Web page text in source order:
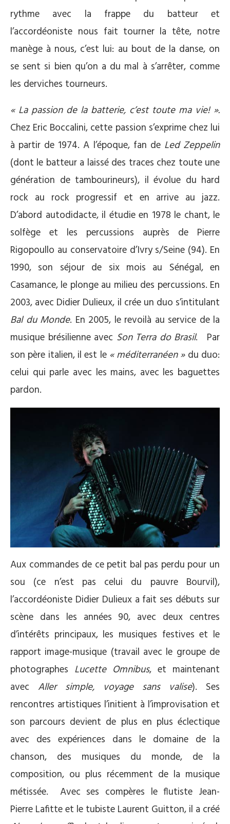
rythme avec la frappe du batteur et
l’accordéoniste nous fait tourner la tête, notre
manège à nous, c’est lui: au bout de la danse, on
se sent si bien qu’on a du mal à s’arrêter, comme
les derviches tourneurs.
« La passion de la batterie, c’est toute ma vie! ».
Chez Eric Boccalini, cette passion s’exprime chez lui
à partir de 1974. A l’époque, fan de Led Zeppelin
(dont le batteur a laissé des traces chez toute une
génération de tambourineurs), il évolue du hard
rock au rock progressif et en arrive au jazz.
D’abord autodidacte, il étudie en 1978 le chant, le
solfège et les percussions auprès de Pierre
Rigopoullo au conservatoire d’Ivry s/Seine (94). En
1990, son séjour de six mois au Sénégal, en
Casamance, le plonge au milieu des percussions. En
2003, avec Didier Dulieux, il crée un duo s’intitulant
Bal du Monde. En 2005, le revoilà au service de la
musique brésilienne avec Son Terra do Brasil. Par
son père italien, il est le « méditerranéen »du duo:
celui qui parle avec les mains, avec les baguettes
pardon.
Aux commandes de ce petit bal pas perdu pour un
sou (ce n’est pas celui du pauvre Bourvil),
l’accordéoniste Didier Dulieux a fait ses débuts sur
scène dans les années 90, avec deux centres
d’intérêts principaux, les musiques festives et le
rapport image-musique (travail avec le groupe de
photographes Lucette Omnibus, et maintenant
avec Aller simple, voyage sans valise). Ses
rencontres artistiques l’initient à l’improvisation et
son parcours devient de plus en plus éclectique
avec des expériences dans le domaine de la
chanson, des musiques du monde, de la
composition, ou plus récemment de la musique
métissée. Avec ses compères le flutiste Jean-
Pierre Lafitte et le tubiste Laurent Guitton, il a créé